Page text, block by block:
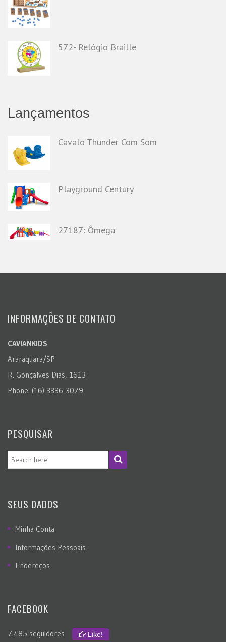
572- Relógio Braille
Lançamentos
Cavalo Thunder Com Som
Playground Century
27187: Ômega
INFORMAÇÕES DE CONTATO
CAVIANKIDS
Araraquara/SP
R. Gonçalves Dias, 1613
Phone: (16) 3336-3079
PESQUISAR
SEUS DADOS
Minha Conta
Informações Pessoais
Endereços
FACEBOOK
7.485 seguidores Like!